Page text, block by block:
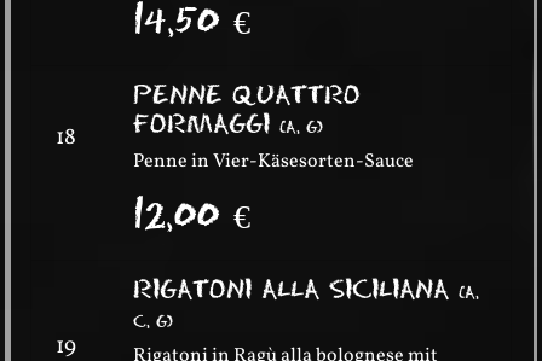
14,50€
18
PENNE QUATTRO
FORMAGGI(A, G)
Penne in Vier-Käsesorten-Sauce
12,00€
19
RIGATONI ALLA SICILIANA(A,
C, G)